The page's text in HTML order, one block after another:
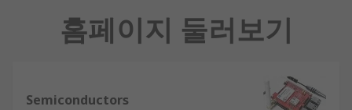
홈페이지 둘러보기
Semiconductors